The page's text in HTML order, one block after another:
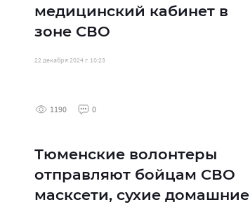
медицинский кабинет в
зоне СВО
22 декабря 2024 г. 10:23
1190 0
Тюменские волонтеры
отправляют бойцам СВО
масксети, сухие домашние